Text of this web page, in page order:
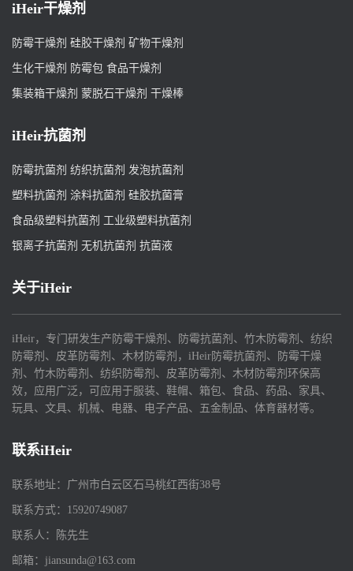
iHeir干燥剂
防霉干燥剂 硅胶干燥剂 矿物干燥剂
生化干燥剂 防霉包 食品干燥剂
集装箱干燥剂 蒙脱石干燥剂 干燥棒
iHeir抗菌剂
防霉抗菌剂 纺织抗菌剂 发泡抗菌剂
塑料抗菌剂 涂料抗菌剂 硅胶抗菌膏
食品级塑料抗菌剂 工业级塑料抗菌剂
银离子抗菌剂 无机抗菌剂 抗菌液
关于iHeir
iHeir，专门研发生产防霉干燥剂、防霉抗菌剂、竹木防霉剂、纺织
防霉剂、皮革防霉剂、木材防霉剂，iHeir防霉抗菌剂、防霉干燥
剂、竹木防霉剂、纺织防霉剂、皮革防霉剂、木材防霉剂环保高
效，应用广泛，可应用于服装、鞋帽、箱包、食品、药品、家具、
玩具、文具、机械、电器、电子产品、五金制品、体育器材等。
联系iHeir
联系地址：广州市白云区石马桃红西街38号
联系方式：15920749087
联系人：陈先生
邮箱：jiansunda@163.com